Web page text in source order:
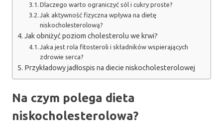
Dlaczego warto ograniczyć sól i cukry proste?
Jak aktywność fizyczna wpływa na dietę
niskocholesterolową?
Jak obniżyć poziom cholesterolu we krwi?
Jaka jest rola fitosteroli i składników wspierających
zdrowie serca?
Przykładowy jadłospis na diecie niskocholesterolowej
Na czym polega dieta
niskocholesterolowa?